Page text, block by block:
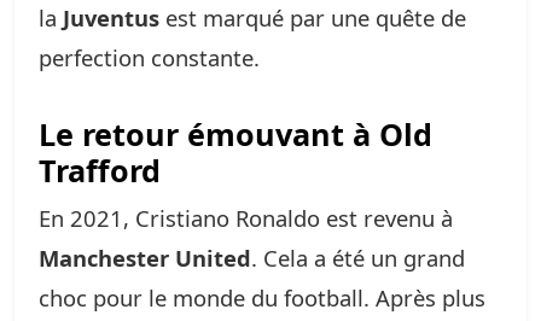
la Juventus est marqué par une quête de
perfection constante.
Le retour émouvant à Old
Trafford
En 2021, Cristiano Ronaldo est revenu à
Manchester United. Cela a été un grand
choc pour le monde du football. Après plus